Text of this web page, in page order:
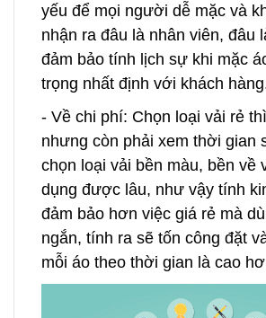
yếu để mọi người dễ mặc và
nhận ra đâu là nhân viên, đâu
đảm bảo tính lịch sự khi mặc
trọng nhất định với khách
- Về chi phí: Chọn loại vải rẻ
nhưng còn phải xem thời gian
chọn loại vải bền màu, bền về
dụng được lâu, như vậy tính
đảm bảo hơn việc giá rẻ mà
ngắn, tính ra sẽ tốn công đặt
mỗi áo theo thời gian là cao